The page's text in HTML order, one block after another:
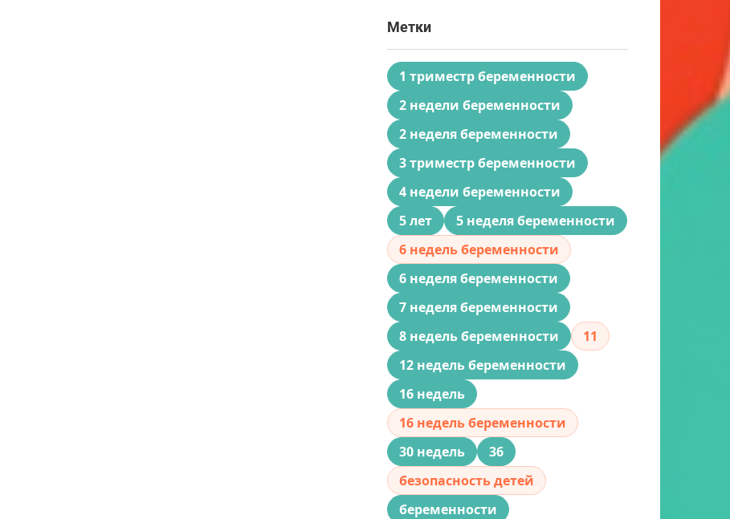
Метки
1 триместр беременности
2 недели беременности
2 неделя беременности
3 триместр беременности
4 недели беременности
5 лет
5 неделя беременности
6 недель беременности
6 неделя беременности
7 неделя беременности
8 недель беременности
11
12 недель беременности
16 недель
16 недель беременности
30 недель
36
безопасность детей
беременности